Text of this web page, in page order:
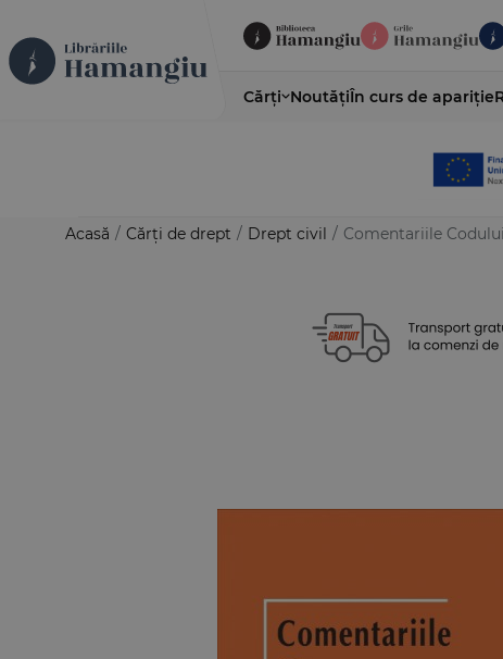
Cărți NoutățiÎn curs de apariție
Acasă / Cărți de drept / Drept civil / Comentariile